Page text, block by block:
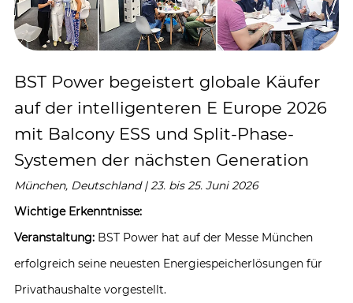
BST Power begeistert globale Käufer
auf der intelligenteren E Europe 2026
mit Balcony ESS und Split-Phase-
Systemen der nächsten Generation
München, Deutschland | 23. bis 25. Juni 2026
Wichtige Erkenntnisse:
Veranstaltung: BST Power hat auf der Messe München
erfolgreich seine neuesten Energiespeicherlösungen für
Privathaushalte vorgestellt.